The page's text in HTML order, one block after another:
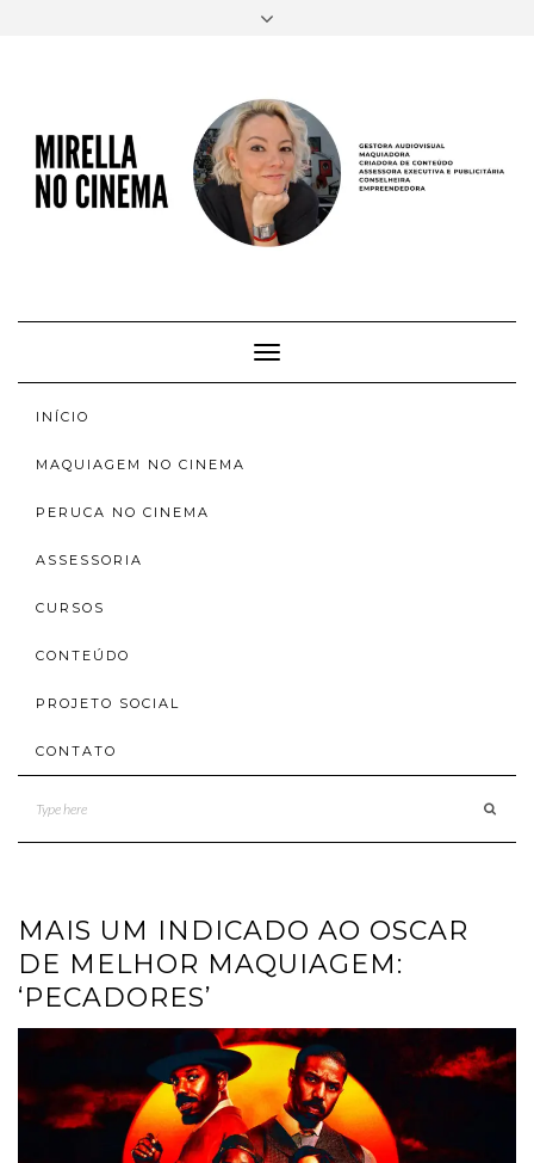
AUTORA
SOBRE
INSTAGRAM
ACERVO
Toggle
Navigation
INÍCIO
MAQUIAGEM NO CINEMA
PERUCA NO CINEMA
ASSESSORIA
CURSOS
CONTEÚDO
PROJETO SOCIAL
CONTATO
MAIS UM INDICADO AO OSCAR
DE MELHOR MAQUIAGEM:
‘PECADORES’